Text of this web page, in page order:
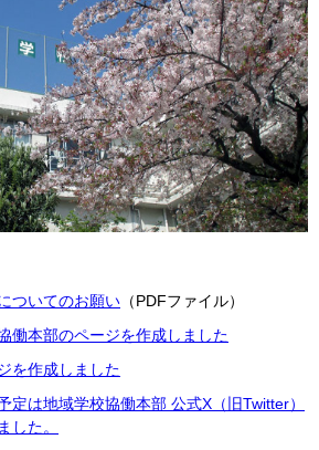
ついてのお願い （PDFファイル）
働本部のページを作成しました
を作成しました
定は地域学校協働本部 公式X（旧Twitter）
した。